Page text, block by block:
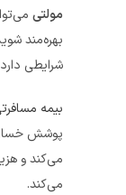
می‌توانید از
بهره‌مند شوید. اما
شرایطی دارد و
بیمه مسافرتی
پوشش خسارات
می‌کند و
می‌کند.